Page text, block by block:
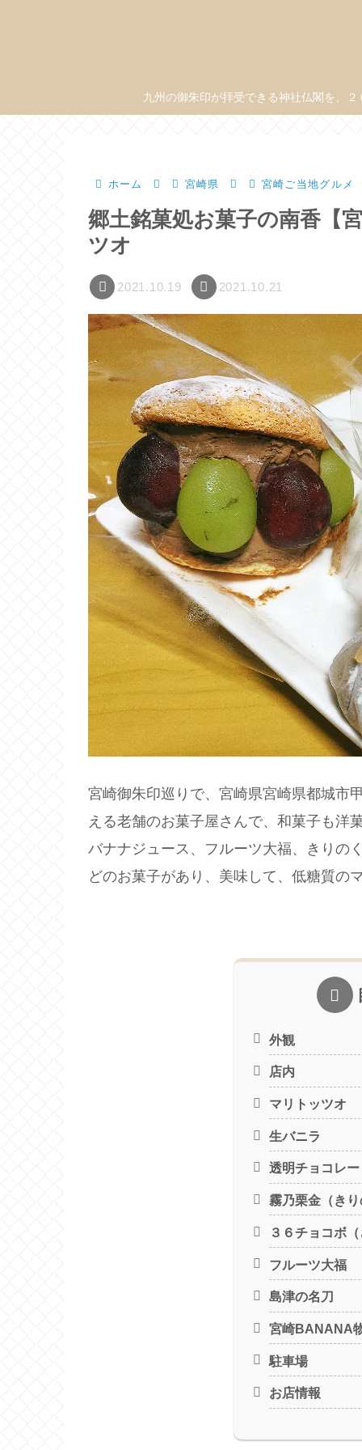
九州の御朱印が拝受できる神社仏閣を、
ホーム 宮崎県 宮崎ご当地グルメ
郷土銘菓処お菓子の南香【
ツオ
2021.10.19 2021.10.21
宮崎御朱印巡りで、宮崎県宮崎県都城市
える老舗のお菓子屋さんで、和菓子も
バナナジュース、フルーツ大福、きりの
どのお菓子があり、美味して、低糖質の
外観
店内
マリトッツオ
生バニラ
透明チョコレ
霧乃栗金（き
３６チョコボ
フルーツ大福
島津の名刀
宮崎BANANA
駐車場
お店情報